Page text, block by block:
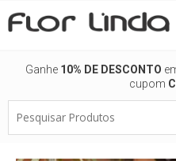
para
Ganhe 10% DE DESCONTO
cupom
Produtos